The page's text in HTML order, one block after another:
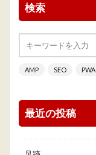
検索
AMP SEO PWA
最近の投稿